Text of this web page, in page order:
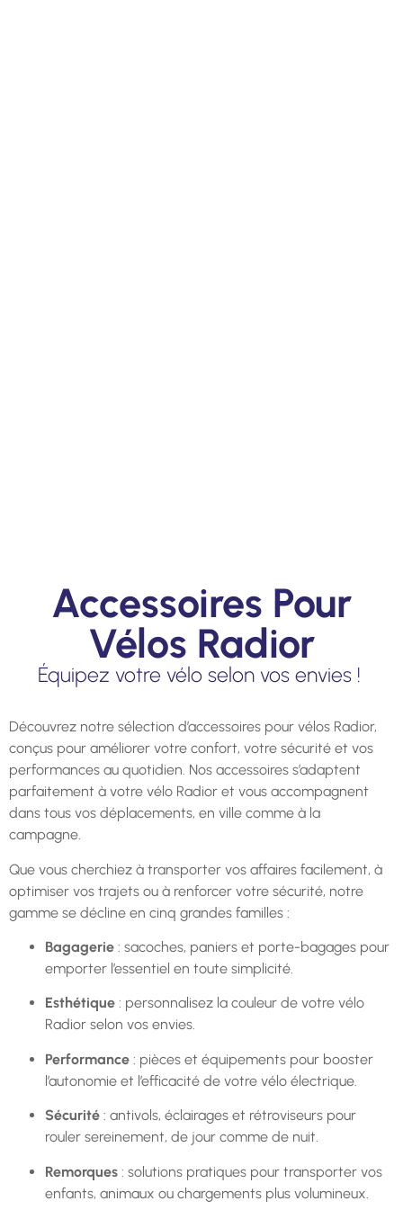
Accessoires Pour
Vélos Radior
Équipez votre vélo selon vos envies !
Découvrez notre sélection d’accessoires pour vélos Radior,
conçus pour améliorer votre confort, votre sécurité et vos
performances au quotidien. Nos accessoires s’adaptent
parfaitement à votre vélo Radior et vous accompagnent
dans tous vos déplacements, en ville comme à la
campagne.
Que vous cherchiez à transporter vos affaires facilement, à
optimiser vos trajets ou à renforcer votre sécurité, notre
gamme se décline en cinq grandes familles :
Bagagerie : sacoches, paniers et porte-bagages pour
emporter l’essentiel en toute simplicité.
Esthétique : personnalisez la couleur de votre vélo
Radior selon vos envies.
Performance : pièces et équipements pour booster
l’autonomie et l’efficacité de votre vélo électrique.
Sécurité : antivols, éclairages et rétroviseurs pour
rouler sereinement, de jour comme de nuit.
Remorques : solutions pratiques pour transporter vos
enfants, animaux ou chargements plus volumineux.